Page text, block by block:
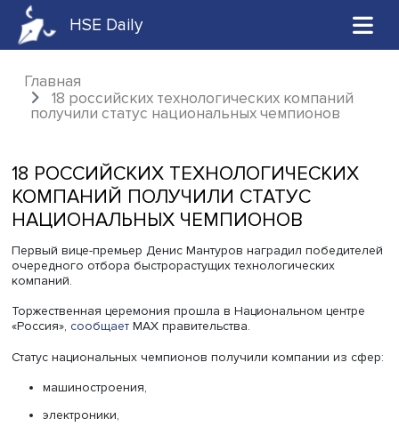
HSE Daily
Главная
18 российских технологических
18 РОССИЙСКИХ
КОМПАНИЙ ПОЛУЧИЛИ СТАТУС
НАЦИОНАЛЬНЫХ ЧЕМПИОНОВ
Первый вице-премьер Денис Мантуров наградил
очередного отбора быстрорастущих технологических
компаний.
Торжественная церемония прошла в Национальном
Статус национальных чемпионов получили компании